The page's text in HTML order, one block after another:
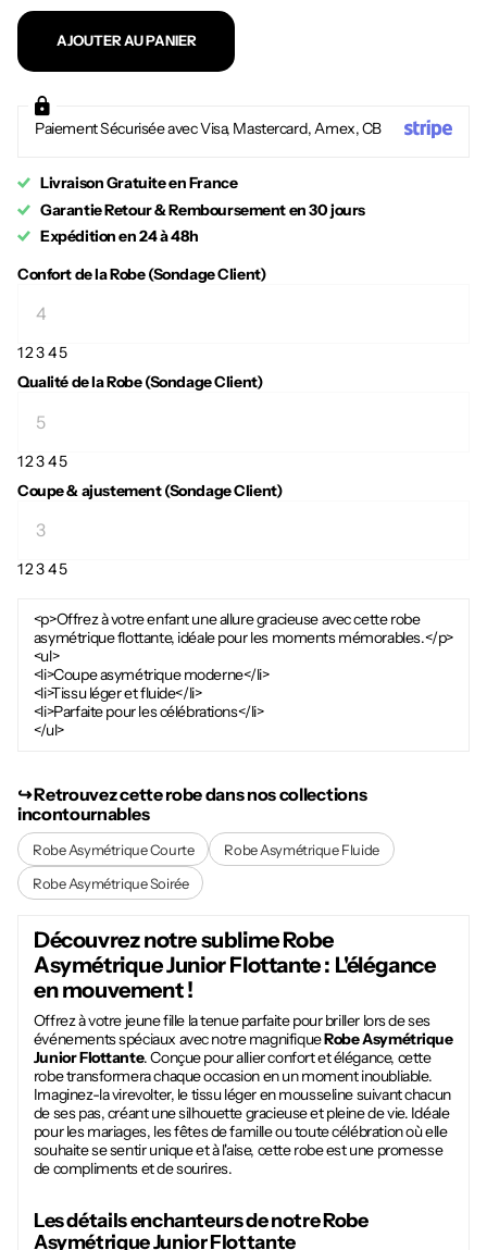
AJOUTER AU PANIER
Paiement Sécurisée avec Visa, Mastercard, Amex, CB
Livraison Gratuite en France
Garantie Retour & Remboursement en 30 jours
Expédition en 24 à 48h
Confort de la Robe (Sondage Client)
12345
Qualité de la Robe (Sondage Client)
12345
Coupe & ajustement (Sondage Client)
12345
<p>Offrez à votre enfant une allure gracieuse avec cette robe
asymétrique flottante, idéale pour les moments mémorables.</p>
<ul>
<li>Coupe asymétrique moderne</li>
<li>Tissu léger et fluide</li>
<li>Parfaite pour les célébrations</li>
</ul>
↪︎ Retrouvez cette robe dans nos collections
incontournables
Robe Asymétrique Courte
Robe Asymétrique Fluide
Robe Asymétrique Soirée
Découvrez notre sublimeRobe
Asymétrique Junior Flottante: L'élégance
en mouvement !
Offrez à votre jeune fille la tenue parfaite pour briller lors de ses
événements spéciaux avec notre magnifiqueRobe Asymétrique
Junior Flottante. Conçue pour allier confort et élégance, cette
robe transformera chaque occasion en un moment inoubliable.
Imaginez-la virevolter, le tissu léger en mousseline suivant chacun
de ses pas, créant une silhouette gracieuse et pleine de vie. Idéale
pour les mariages, les fêtes de famille ou toute célébration où elle
souhaite se sentir unique et à l'aise, cette robe est une promesse
de compliments et de sourires.
Les détails enchanteurs de notreRobe
Asymétrique Junior Flottante